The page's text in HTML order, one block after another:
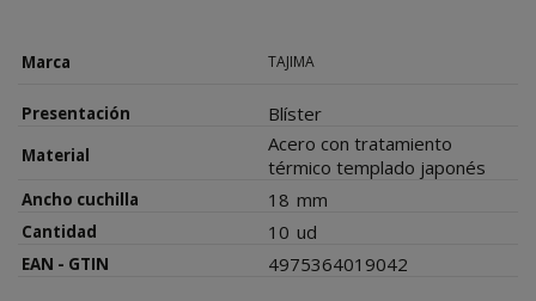
Marca TAJIMA
Presentación Blíster
Material
Acero con tratamiento
térmico templado japonés
Ancho cuchilla 18 mm
Cantidad 10 ud
EAN - GTIN 4975364019042